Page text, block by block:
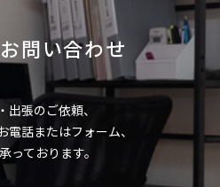
問い合わせ
出張のご依頼、
電話またはフォーム、
っております。